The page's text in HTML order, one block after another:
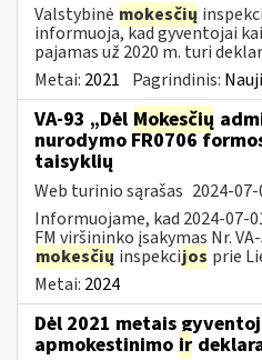
Valstybinė mokesčių
informuoja, kad gyventojai
pajamas už 2020 m. turi
Metai: 2021 Pagrindinis:
VA-93 „Dėl Mokesčių
nurodymo FR0706
taisyklių
Web turinio sąrašas 2024-
Informuojame, kad 2024-07-
FM viršininko įsakymas Nr.
mokesčių inspekcijos prie
Metai: 2024
Dėl 2021 metais
apmokestinimo ir